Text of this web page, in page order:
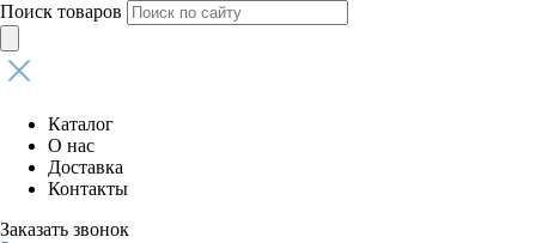
Поиск товаров
Каталог
О нас
Доставка
Контакты
Заказать звонок